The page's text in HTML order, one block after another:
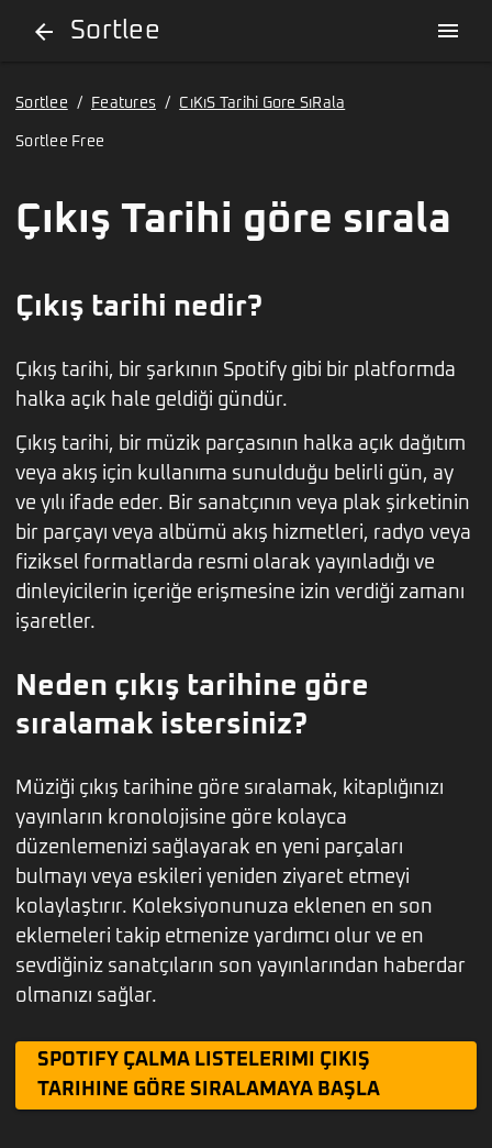
arrow_back Sortlee menu
Sortlee / Features / CıKıS Tarihi Gore SıRala
Sortlee Free
Çıkış Tarihi göre sırala
Çıkış tarihi nedir?
Çıkış tarihi, bir şarkının Spotify gibi bir platformda
halka açık hale geldiği gündür.
Çıkış tarihi, bir müzik parçasının halka açık dağıtım
veya akış için kullanıma sunulduğu belirli gün, ay
ve yılı ifade eder. Bir sanatçının veya plak şirketinin
bir parçayı veya albümü akış hizmetleri, radyo veya
fiziksel formatlarda resmi olarak yayınladığı ve
dinleyicilerin içeriğe erişmesine izin verdiği zamanı
işaretler.
Neden çıkış tarihine göre
sıralamak istersiniz?
Müziği çıkış tarihine göre sıralamak, kitaplığınızı
yayınların kronolojisine göre kolayca
düzenlemenizi sağlayarak en yeni parçaları
bulmayı veya eskileri yeniden ziyaret etmeyi
kolaylaştırır. Koleksiyonunuza eklenen en son
eklemeleri takip etmenize yardımcı olur ve en
sevdiğiniz sanatçıların son yayınlarından haberdar
olmanızı sağlar.
SPOTIFY ÇALMA LISTELERIMI ÇIKIŞ
TARIHINE GÖRE SIRALAMAYA BAŞLA